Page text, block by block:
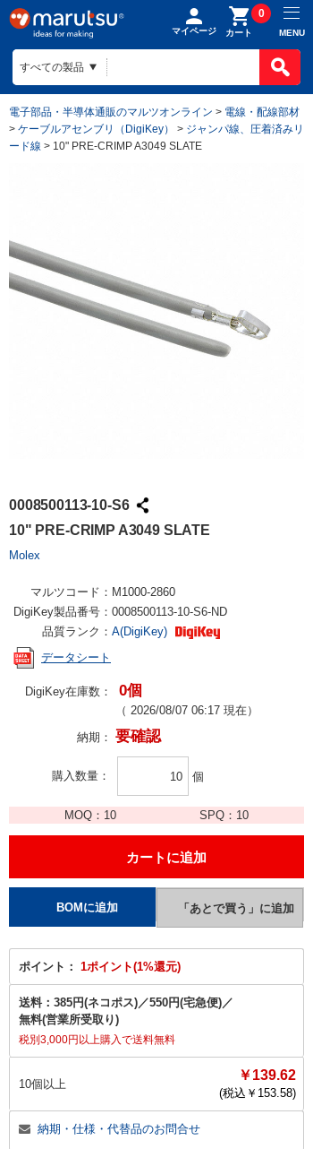
マイページ カート
0
MENU
電子部品・半導体通販のマルツオンライン > 電線・配線部材
> ケーブルアセンブリ（DigiKey） > ジャンパ線、圧着済みリ
ード線 > 10" PRE-CRIMP A3049 SLATE
0008500113-10-S6
10" PRE-CRIMP A3049 SLATE
Molex
マルツコード： M1000-2860
DigiKey製品番号： 0008500113-10-S6-ND
品質ランク： A(DigiKey)
データシート
DigiKey在庫数： 0個
（ 2026/08/07 06:17 現在）
納期： 要確認
購入数量 個
MOQ： 10 SPQ： 10
ポイント： 1ポイント(1%還元)
送料： 385円(ネコポス)／550円(宅急便)／
無料(営業所受取り)
税別3,000円以上購入で送料無料
10個以上
￥139.62
(税込￥ 153.58)
納期・仕様・代替品のお問合せ